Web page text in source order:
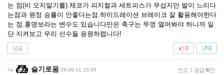
는 점(비 오지말기를).체코가 피지컬과 세트피스가 무섭지만 발이 느리다
는점과 원정 승률이 안좋다는점.하이드레이션 브레이크 잘 활용해야한다
는 점.홍명보라는 변수도 있습니다만은 축구는 뚜껑 열어봐야 하니까 일
단 지켜보고 우리 선수들 응원하렵니다!
답글 0
0
슬기로움 26-06-11 15:05 신고 | 공감 확인